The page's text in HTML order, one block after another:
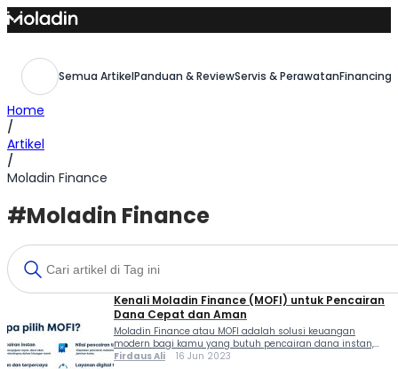
Skip
to
Semua ArtikelPanduan & ReviewServis & Perawatan
Home
/
Artikel
/
Moladin Finance
#Moladin Finance
Kenali Moladin Finance (MOFI) untuk Pencairan
Dana Cepat dan Aman
Moladin Finance atau MOFI adalah solusi keuangan
modern bagi kamu yang butuh pencairan dana instan,
aman, dan praktis. MOFI merupakan bagian dari Grup
Firdaus Ali 16 Jun 2023